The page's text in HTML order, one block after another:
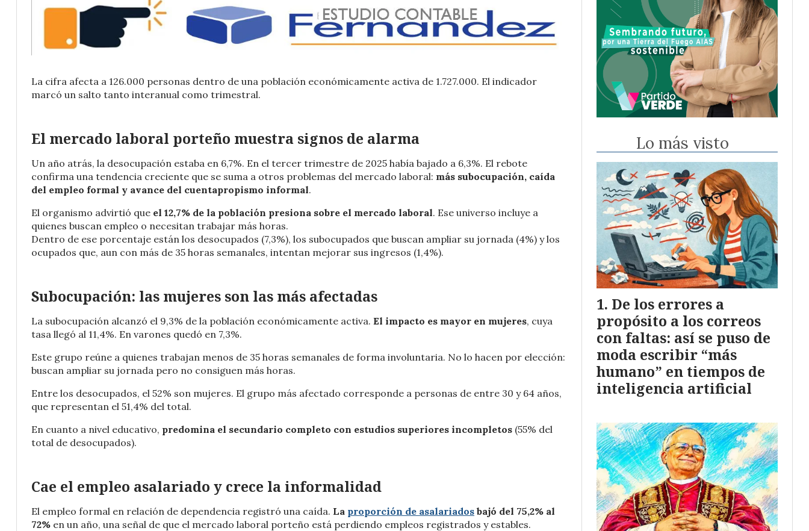
La cifra afecta a 126.000 personas dentro de una población económicamente activa de 1.727.000. El indicador
marcó un salto tanto interanual como trimestral.
El mercado laboral porteño muestra signos de alarma
Un año atrás, la desocupación estaba en 6,7%. En el tercer trimestre de 2025 había bajado a 6,3%. El rebote
confirma una tendencia creciente que se suma a otros problemas del mercado laboral: más subocupación, caída
del empleo formal y avance del cuentapropismo informal.
El organismo advirtió que el 12,7% de la población presiona sobre el mercado laboral. Ese universo incluye a
quienes buscan empleo o necesitan trabajar más horas.
Dentro de ese porcentaje están los desocupados (7,3%), los subocupados que buscan ampliar su jornada (4%) y los
ocupados que, aun con más de 35 horas semanales, intentan mejorar sus ingresos (1,4%).
Subocupación: las mujeres son las más afectadas
La subocupación alcanzó el 9,3% de la población económicamente activa. El impacto es mayor en mujeres, cuya
tasa llegó al 11,4%. En varones quedó en 7,3%.
Este grupo reúne a quienes trabajan menos de 35 horas semanales de forma involuntaria. No lo hacen por elección:
buscan ampliar su jornada pero no consiguen más horas.
Entre los desocupados, el 52% son mujeres. El grupo más afectado corresponde a personas de entre 30 y 64 años,
que representan el 51,4% del total.
En cuanto a nivel educativo, predomina el secundario completo con estudios superiores incompletos (55% del
total de desocupados).
Cae el empleo asalariado y crece la informalidad
El empleo formal en relación de dependencia registró una caída. La proporción de asalariados bajó del 75,2% al
72% en un año, una señal de que el mercado laboral porteño está perdiendo empleos registrados y estables.
Lo más visto
De los errores a
propósito a los correos
con faltas: así se puso de
moda escribir “más
humano” en tiempos de
inteligencia artificial